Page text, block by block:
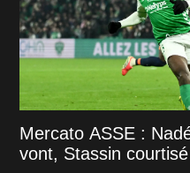
Mercato ASSE :
vont, Stassin courtisé